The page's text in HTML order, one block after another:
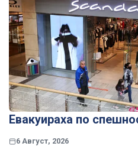
Евакуираха по
6 Август, 2026